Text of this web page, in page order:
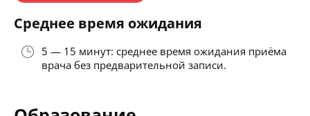
Среднее время ожидания
5 — 15 минут: среднее время ожидания приёма
врача без предварительной записи.